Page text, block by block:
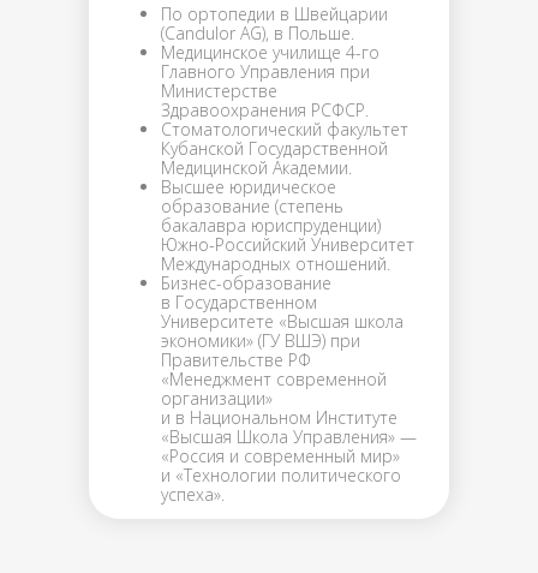
По ортопедии в Швейцарии
(Candulor AG), в Польше.
Медицинское училище 4-го
Главного Управления при
Министерстве
Здравоохранения РСФСР.
Стоматологический факультет
Кубанской Государственной
Медицинской Академии.
Высшее юридическое
образование (степень
бакалавра юриспруденции)
Южно-Российский Университет
Международных отношений.
Бизнес-образование
в Государственном
Университете «Высшая школа
экономики» (ГУ ВШЭ) при
Правительстве РФ
«Менеджмент современной
организации»
и в Национальном Институте
«Высшая Школа Управления» —
«Россия и современный мир»
и «Технологии политического
успеха».
+7 (918) 460-95-07
программы обучения
расписание курсов
для организаторов
Алексей Борисович Баранов
+7 (995) 887-71-60
Менеджер Юлиана
+7 (915) 317-71-60
Руководитель учебного центра
Орден Талантов Анастасия
Владимировна Баранова